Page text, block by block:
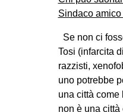
Se non ci
Tosi (infarcita
razzisti,
uno potrebbe
una città
non è una città